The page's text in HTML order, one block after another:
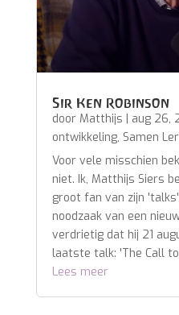
Sir Ken Robinson
door Matthijs | aug 26,
ontwikkeling, Samen
Voor vele misschien
niet. Ik, Matthijs Siers
groot fan van zijn
noodzaak van een
verdrietig dat hij 21
laatste talk: 'The Call
Lees meer